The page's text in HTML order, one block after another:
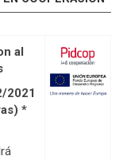
al
2021
*